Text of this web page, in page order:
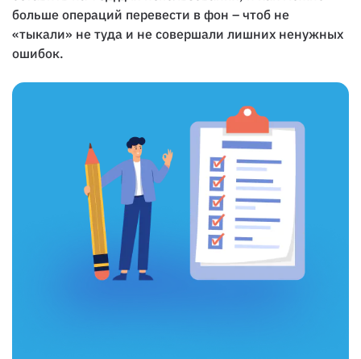
больше операций перевести в фон – чтоб не
«тыкали» не туда и не совершали лишних ненужных
ошибок.